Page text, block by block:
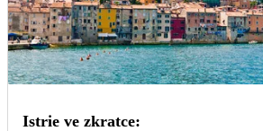
Istrie ve zkratce: